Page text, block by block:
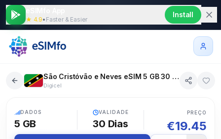
★ 4.9• Faster & Easier
Install
São Cristóvão e Neves eSIM 5 GB 30 dias
Digicel
DADOS
5 GB
VALIDADE
30 Dias
PREÇO
€19.45